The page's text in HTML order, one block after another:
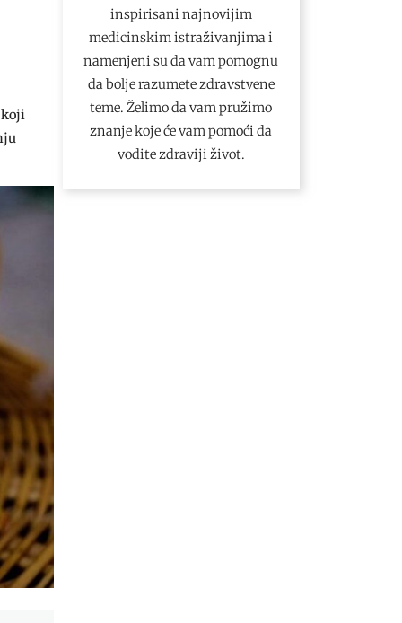
koji
inspirisani najnovijim
medicinskim istraživanjima i
namenjeni su da vam pomognu
da bolje razumete zdravstvene
teme. Želimo da vam pružimo
znanje koje će vam pomoći da
vodite zdraviji život.